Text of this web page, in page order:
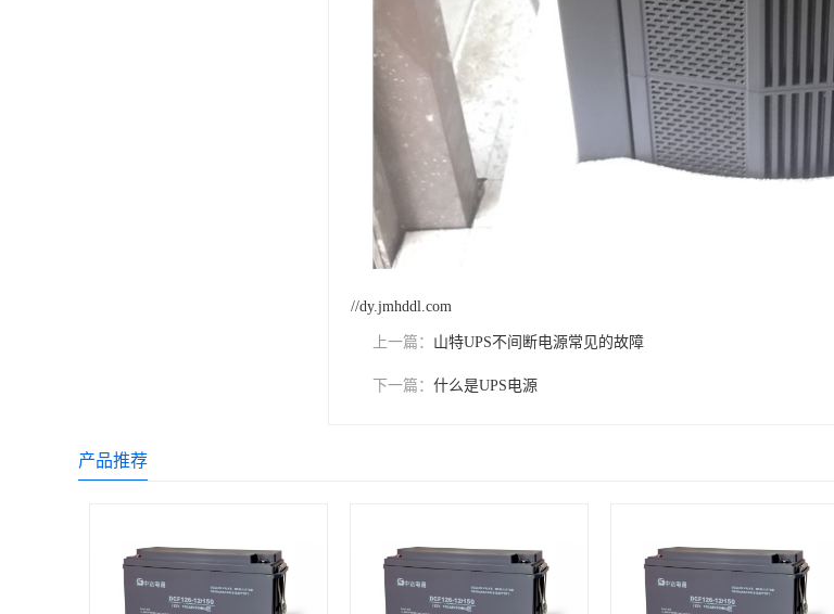
//dy.jmhddl.com
上一篇： 山特UPS不间断电源常见的故障
下一篇： 什么是UPS电源
产品推荐